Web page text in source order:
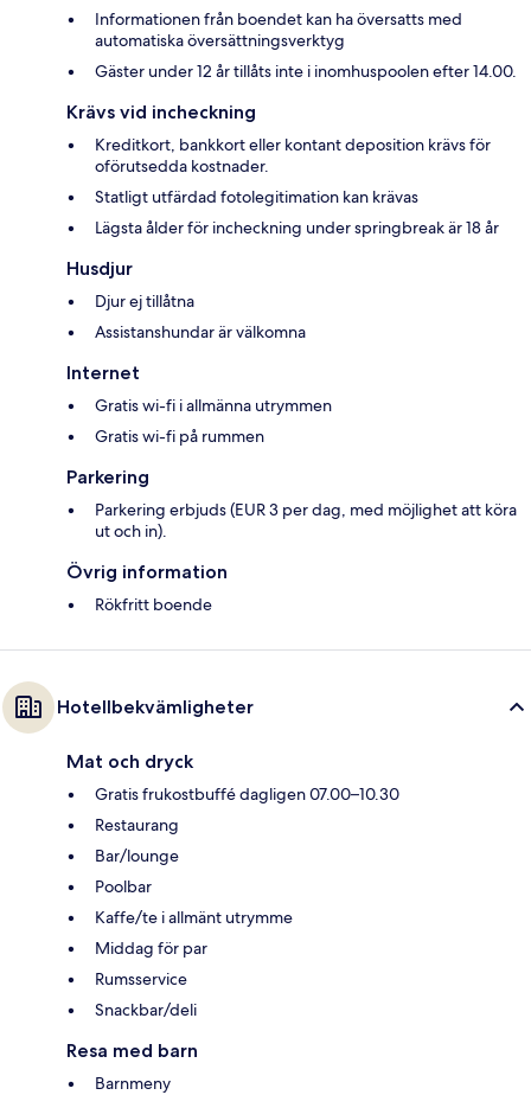
Informationen från boendet kan ha översatts med
automatiska översättningsverktyg
Gäster under 12 år tillåts inte i inomhuspoolen efter 14.00.
Krävs vid incheckning
Kreditkort, bankkort eller kontant deposition krävs för
oförutsedda kostnader.
Statligt utfärdad fotolegitimation kan krävas
Lägsta ålder för incheckning under springbreak är 18 år
Husdjur
Djur ej tillåtna
Assistanshundar är välkomna
Internet
Gratis wi-fi i allmänna utrymmen
Gratis wi-fi på rummen
Parkering
Parkering erbjuds (EUR 3 per dag, med möjlighet att köra
ut och in).
Övrig information
Rökfritt boende
Hotellbekvämligheter
Mat och dryck
Gratis frukostbuffé dagligen 07.00–10.30
Restaurang
Bar/lounge
Poolbar
Kaffe/te i allmänt utrymme
Middag för par
Rumsservice
Snackbar/deli
Resa med barn
Barnmeny